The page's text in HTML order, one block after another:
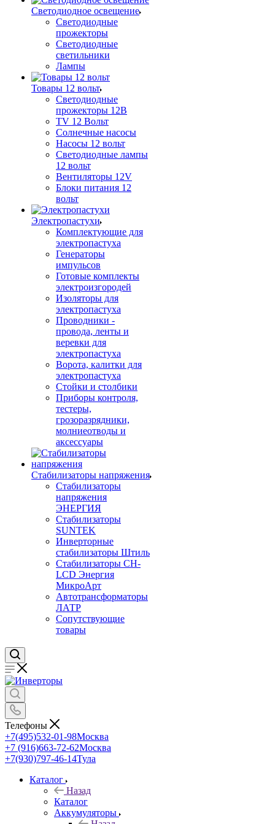
Светодиодное освещение
Светодиодные
прожекторы
Светодиодные
светильники
Лампы
Товары 12 вольт
Светодиодные
прожекторы 12В
TV 12 Вольт
Солнечные насосы
Насосы 12 вольт
Светодиодные лампы
12 вольт
Вентиляторы 12V
Блоки питания 12
вольт
Электропастухи
Комплектующие для
электропастуха
Генераторы
импульсов
Готовые комплекты
электроизгородей
Изоляторы для
электропастуха
Проводники -
провода, ленты и
веревки для
электропастуха
Ворота, калитки для
электропастуха
Стойки и столбики
Приборы контроля,
тестеры,
грозоразрядники,
молниеотводы и
аксессуары
Стабилизаторы напряжения
Стабилизаторы
напряжения
ЭНЕРГИЯ
Стабилизаторы
SUNTEK
Инверторные
стабилизаторы Штиль
Стабилизаторы СН-
LCD Энepгия
МикроАрт
Автотрансформаторы
ЛАТР
Сопутствующие
товары
Телефоны
+7(495)532-01-98Москва
+7 (916)663-72-62Москва
+7(930)797-46-14Тула
Каталог
Назад
Каталог
Аккумуляторы